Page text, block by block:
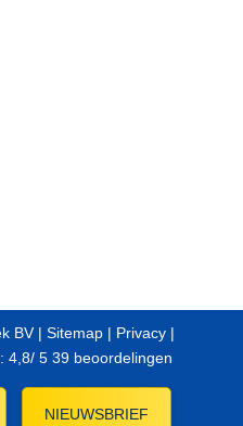
BV | Sitemap | Privacy |
4,8/ 5 39 beoordelingen
NIEUWSBRIEF